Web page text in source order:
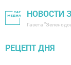
НОВОСТИ
Газета
РЕЦЕПТ ДНЯ